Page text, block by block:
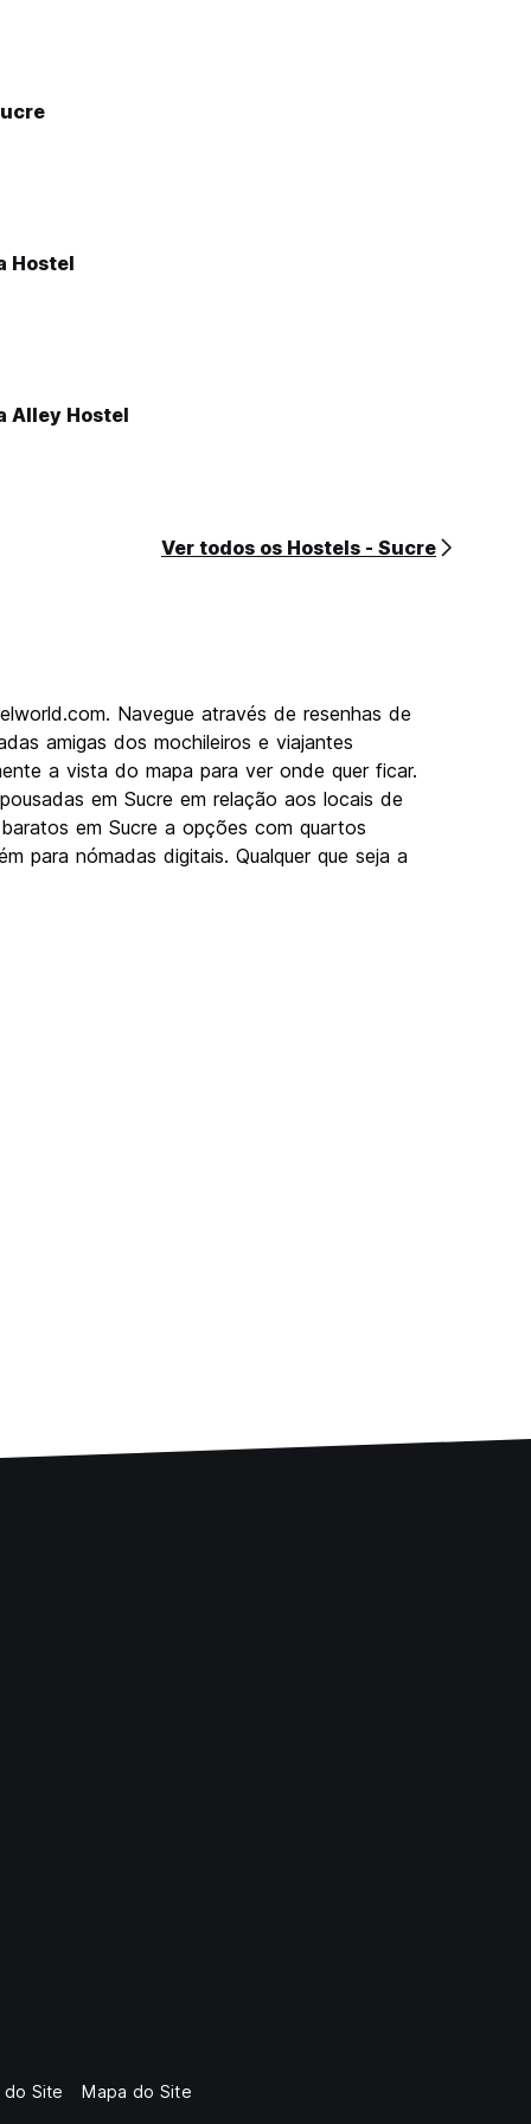
Hostel
Alley Hostel
Ver todos os Hostels - Sucre
Navegue através de resenhas de
amigas dos mochileiros e viajantes
a vista do mapa para ver onde quer ficar.
em Sucre em relação aos locais de
em Sucre a opções com quartos
para nómadas digitais. Qualquer que seja a
Site Mapa do Site